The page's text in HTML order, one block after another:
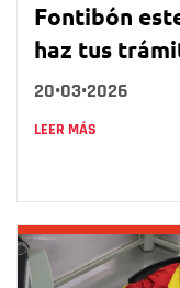
Fontibón
haz tus
20•03•2026
LEER MÁS